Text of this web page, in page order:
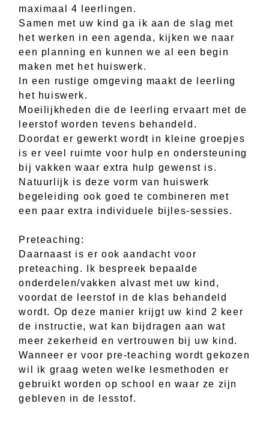
maximaal 4 leerlingen.
Samen met uw kind ga ik aan de slag met
het werken in een agenda, kijken we naar
een planning en kunnen we al een begin
maken met het huiswerk.
In een rustige omgeving maakt de leerling
het huiswerk.
Moeilijkheden die de leerling ervaart met de
leerstof worden tevens behandeld.
Doordat er gewerkt wordt in kleine groepjes
is er veel ruimte voor hulp en ondersteuning
bij vakken waar extra hulp gewenst is.
Natuurlijk is deze vorm van huiswerk
begeleiding ook goed te combineren met
een paar extra individuele bijles-sessies.
Preteaching:
Daarnaast is er ook aandacht voor
preteaching. Ik bespreek bepaalde
onderdelen/vakken alvast met uw kind,
voordat de leerstof in de klas behandeld
wordt. Op deze manier krijgt uw kind 2 keer
de instructie, wat kan bijdragen aan wat
meer zekerheid en vertrouwen bij uw kind.
Wanneer er voor pre-teaching wordt gekozen
wil ik graag weten welke lesmethoden er
gebruikt worden op school en waar ze zijn
gebleven in de lesstof.